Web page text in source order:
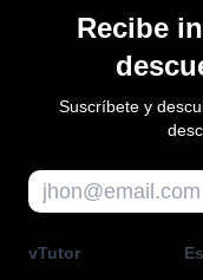
Recibe
Suscríbete y
vTutor